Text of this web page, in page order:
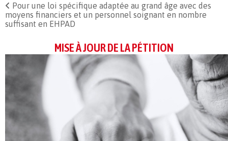
Pour une loi spécifique adaptée au grand âge avec des
moyens financiers et un personnel soignant en nombre
suffisant en EHPAD
MISE À JOUR DE LA PÉTITION